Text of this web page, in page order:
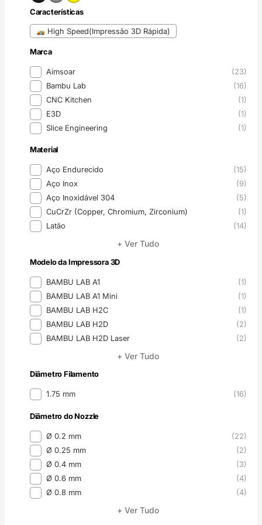
Características
Características
High Speed(Impressão 3D Rápida)
Marca
MarcaAimsoar
(23)
Bambu Lab
(16)
CNC Kitchen
(1)
E3D
(1)
Slice Engineering
(1)
Material
MaterialAço Endurecido
(15)
Aço Inox
(9)
Aço Inoxidável 304
(5)
CuCrZr (Copper, Chromium, Zirconium)
(1)
Latão
(14)
+ Ver Tudo
Modelo da Impressora 3D
Modelo da Impressora 3D
BAMBU LAB A1
(1)
BAMBU LAB A1 Mini
(1)
BAMBU LAB H2C
(1)
BAMBU LAB H2D
(2)
BAMBU LAB H2D Laser
(2)
+ Ver Tudo
Diâmetro Filamento
Diâmetro Filamento
1.75 mm (16)
Diâmetro do Nozzle
Diâmetro do Nozzle
Ø 0.2 mm
(22)
Ø 0.25 mm
(2)
Ø 0.4 mm
(3)
Ø 0.6 mm
(4)
Ø 0.8 mm
(4)
+ Ver Tudo